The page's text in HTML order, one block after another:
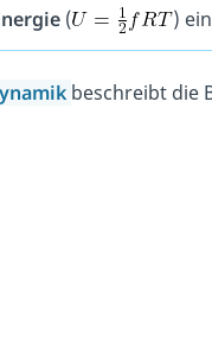
( )
beschreibt die